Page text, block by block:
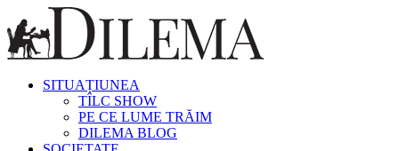
SITUAȚIUNEA
TÎLC SHOW
PE CE LUME TRĂIM
DILEMA BLOG